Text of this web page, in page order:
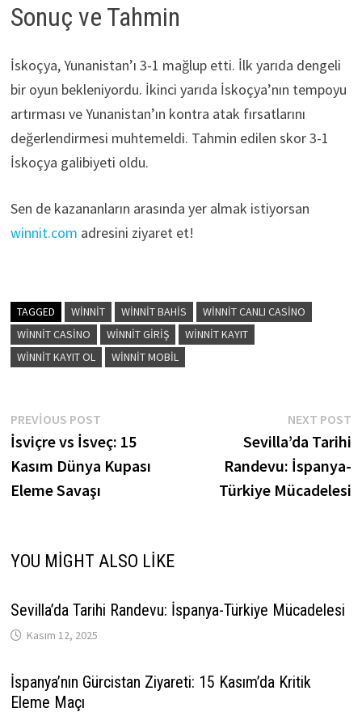
Sonuç ve Tahmin
İskoçya, Yunanistan’ı 3-1 mağlup etti. İlk yarıda dengeli
bir oyun bekleniyordu. İkinci yarıda İskoçya’nın tempoyu
artırması ve Yunanistan’ın kontra atak fırsatlarını
değerlendirmesi muhtemeldi. Tahmin edilen skor 3-1
İskoçya galibiyeti oldu.
Sen de kazananların arasında yer almak istiyorsan
winnit.com adresini ziyaret et!
TAGGED WINNIT WINNIT BAHIS
WINNIT CANLI CASINO
WINNIT CASINO
WINNIT GIRIŞ
WINNIT KAYIT
WINNIT KAYIT OL
WINNIT MOBIL
Yazı
gezinmesi
PREVIOUS POSTPrevious
post:
İsviçre vs İsveç: 15
Kasım Dünya Kupası
Eleme Savaşı
NEXT POST
Sevilla’da Tarihi
Randevu: İspanya-
Türkiye Mücadelesi
YOU MIGHT ALSO LIKE
Sevilla’da Tarihi Randevu: İspanya-Türkiye Mücadelesi
Kasım 12, 2025
İspanya’nın Gürcistan Ziyareti: 15 Kasım’da Kritik
Eleme Maçı